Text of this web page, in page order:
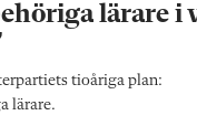
lärare i
tioåriga plan:
lärare.